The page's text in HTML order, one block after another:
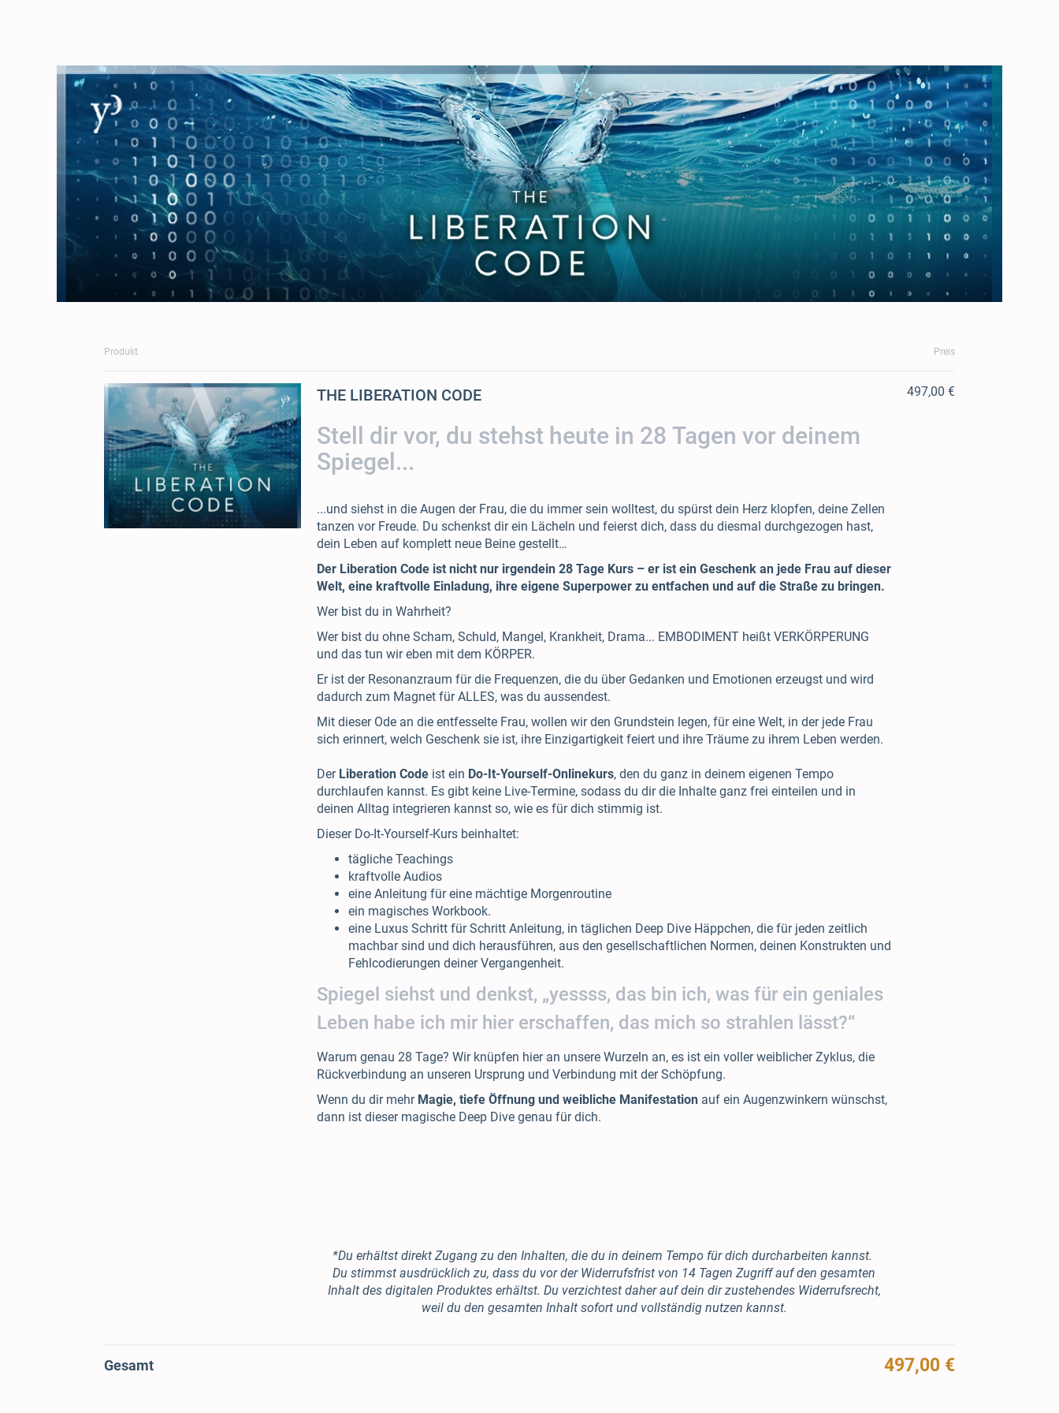
Produkt Preis
THE LIBERATION CODE
Stell dir vor, du stehst heute in 28 Tagen vor deinem
Spiegel...
...und siehst in die Augen der Frau, die du immer sein wolltest, du spürst dein Herz klopfen, deine Zellen
tanzen vor Freude. Du schenkst dir ein Lächeln und feierst dich, dass du diesmal durchgezogen hast,
dein Leben auf komplett neue Beine gestellt…
Der Liberation Code ist nicht nur irgendein 28 Tage Kurs – er ist ein Geschenk an jede Frau auf dieser
Welt, eine kraftvolle Einladung, ihre eigene Superpower zu entfachen und auf die Straße zu bringen.
Wer bist du in Wahrheit?
Wer bist du ohne Scham, Schuld, Mangel, Krankheit, Drama... EMBODIMENT heißt VERKÖRPERUNG
und das tun wir eben mit dem KÖRPER.
Er ist der Resonanzraum für die Frequenzen, die du über Gedanken und Emotionen erzeugst und wird
dadurch zum Magnet für ALLES, was du aussendest.
Mit dieser Ode an die entfesselte Frau, wollen wir den Grundstein legen, für eine Welt, in der jede Frau
sich erinnert, welch Geschenk sie ist, ihre Einzigartigkeit feiert und ihre Träume zu ihrem Leben werden.
Der Liberation Code ist ein Do-It-Yourself-Onlinekurs, den du ganz in deinem eigenen Tempo
durchlaufen kannst. Es gibt keine Live-Termine, sodass du dir die Inhalte ganz frei einteilen und in
deinen Alltag integrieren kannst so, wie es für dich stimmig ist.
Dieser Do-It-Yourself-Kurs beinhaltet:
tägliche Teachings
kraftvolle Audios
eine Anleitung für eine mächtige Morgenroutine
ein magisches Workbook.
eine Luxus Schritt für Schritt Anleitung, in täglichen Deep Dive Häppchen, die für jeden zeitlich
machbar sind und dich herausführen, aus den gesellschaftlichen Normen, deinen Konstrukten und
Fehlcodierungen deiner Vergangenheit.
Spiegel siehst und denkst, „yessss, das bin ich, was für ein geniales
Leben habe ich mir hier erschaffen, das mich so strahlen lässt?“
Warum genau 28 Tage? Wir knüpfen hier an unsere Wurzeln an, es ist ein voller weiblicher Zyklus, die
Rückverbindung an unseren Ursprung und Verbindung mit der Schöpfung.
Wenn du dir mehr Magie, tiefe Öffnung und weibliche Manifestation auf ein Augenzwinkern wünschst,
dann ist dieser magische Deep Dive genau für dich.
*Du erhältst direkt Zugang zu den Inhalten, die du in deinem Tempo für dich durcharbeiten kannst.
Du stimmst ausdrücklich zu, dass du vor der Widerrufsfrist von 14 Tagen Zugriff auf den gesamten
Inhalt des digitalen Produktes erhältst. Du verzichtest daher auf dein dir zustehendes Widerrufsrecht,
weil du den gesamten Inhalt sofort und vollständig nutzen kannst.
497,00 €
Gesamt 497,00 €